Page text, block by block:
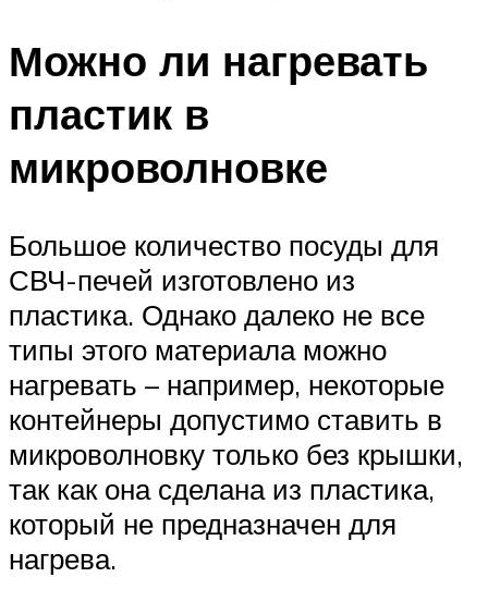
Можно ли нагревать
пластик в
микроволновке
Большое количество посуды для
СВЧ-печей изготовлено из
пластика. Однако далеко не все
типы этого материала можно
нагревать – например, некоторые
контейнеры допустимо ставить в
микроволновку только без крышки,
так как она сделана из пластика,
который не предназначен для
нагрева.